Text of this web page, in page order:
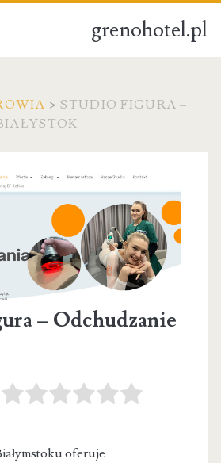
grenohotel.pl
>STUDIO FIGURA –
– Odchudzanie
oferuje